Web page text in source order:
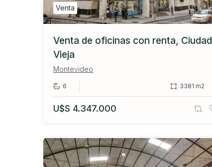
Venta
Venta de oficinas con renta, Ciudad
Vieja
Montevideo
6 3381 m2
U$S 4.347.000